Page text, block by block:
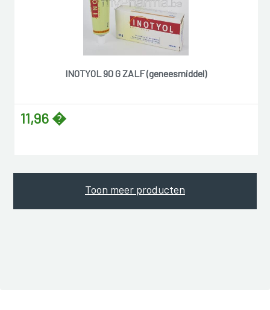
INOTYOL 90 G ZALF (geneesmiddel)
11,96 �
Toon meer producten